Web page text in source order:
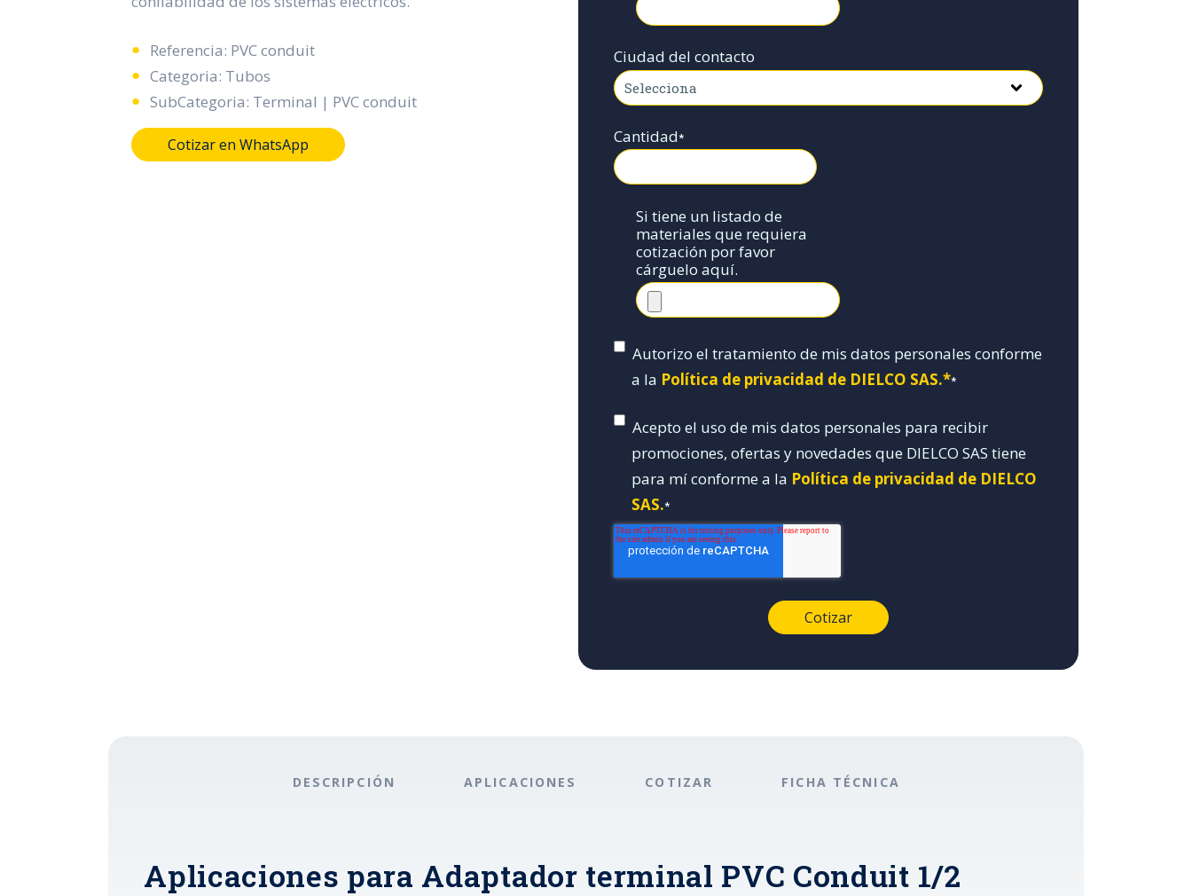
Referencia: PVC conduit
Categoria: Tubos
SubCategoria: Terminal | PVC conduit
Cotizar en WhatsApp
Ciudad del contacto
Cantidad*
Si tiene un listado de
materiales que requiera
cotización por favor
cárguelo aquí.
Autorizo el tratamiento de mis datos personales conforme
a la Política de privacidad de DIELCO SAS.**
Acepto el uso de mis datos personales para recibir
promociones, ofertas y novedades que DIELCO SAS tiene
para mí conforme a la Política de privacidad de DIELCO
SAS.*
DESCRIPCIÓN APLICACIONES COTIZAR FICHA TÉCNICA
Aplicaciones para Adaptador terminal PVC Conduit 1/2